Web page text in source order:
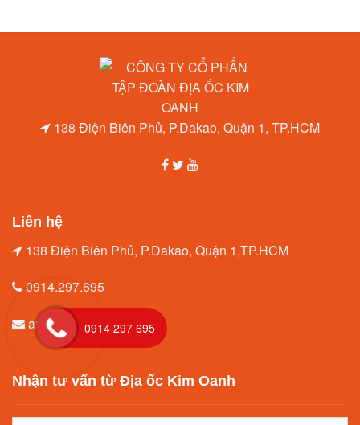
138 Điện Biên Phủ, P.Dakao, Quận 1, TP.HCM
Liên hệ
138 Điện Biên Phủ, P.Dakao, Quận 1,TP.HCM
0914.297.695
amytrang96@gmail.com
Nhận tư vấn từ Địa ốc Kim Oanh
0914 297 695